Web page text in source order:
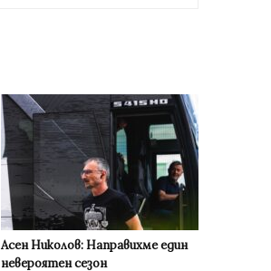
Асен Николов: Направихме един
невероятен сезон